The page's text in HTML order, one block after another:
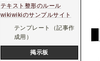
テキスト整形のルール
wikiwikiのサンプルサイト
テンプレート（記事作
成用）
掲示板